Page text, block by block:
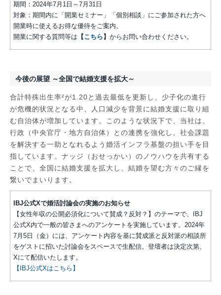
期間：2024年7月1日～7月31日
対象：期間内に「開業セミナー」「個別相談」にご参加された方へ
開業時に使えるお得な優待をご案内。
開業に関する質問等は 【 こちら 】 からお問い合わせください。
今後の展望 ～全国で結婚支援を拡大～
合計特殊出生率²が1.20と過去最低を更新し、少子化の進行
が危機的状況となる中、人口減少を背景に結婚支援に取り組
む自治体が増加しています。このような状況下で、当社は、
行政（中央官庁・地方自治体）との連携を強化し、社会課題
を解決する一助となれるよう婚活インフラ基盤の担い手を目
指しています。ナッジ（おせっかい）のノウハウを共有する
ことで、全国に結婚支援を拡大し、結婚を望む方々のご縁を
繋いでまいります。
IBJ公式Xで婚活討論会の実施のお知らせ
【女性年収の公開必須化について賛成？反対？】のテーマで、IBJ
公式X内で一般の皆さまへのアンケートを実施しています。2024年
7月5日（金）には、アンケート内容を基に賛成派と反対派の相談所
をゲストに招いた討論会をスペースで生配信。登壇者は決定次第、
Xにて配信いたします。
【IBJ公式Xはこちら】